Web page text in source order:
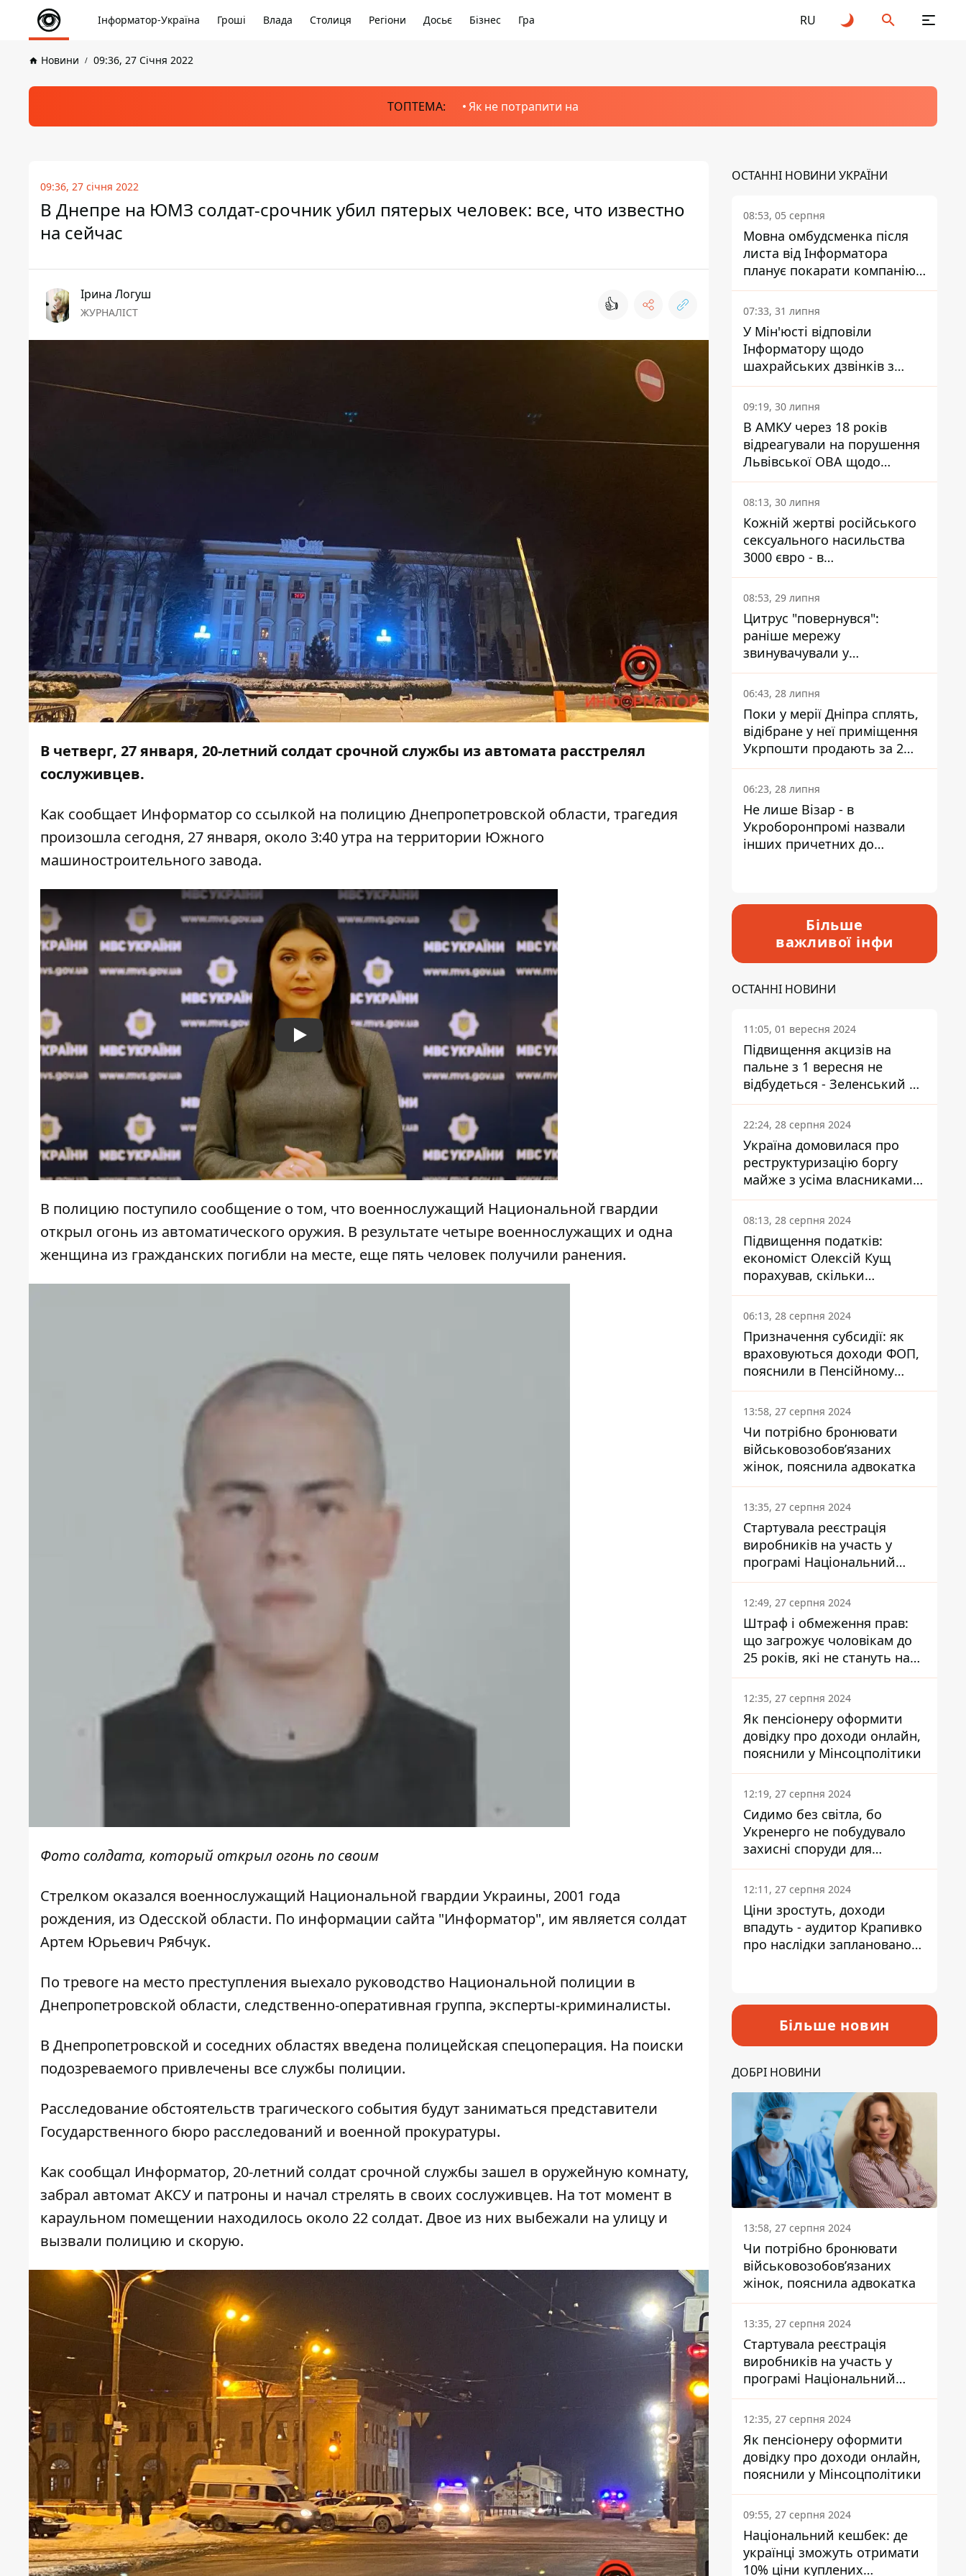
Інформатор-Україна Гроші Влада Столиця Регіони Досьє Бізнес Гра RU
Новини 09:36, 27 Січня 2022
ТОПТЕМА: Як не потрапити на
09:36, 27 січня 2022
В Днепре на ЮМЗ солдат-срочник убил пятерых человек: все, что известно
на сейчас
Ірина Логуш
ЖУРНАЛІСТ 👍
В четверг, 27 января, 20-летний солдат срочной службы из автомата расстрелял
сослуживцев.
Как сообщает Информатор со ссылкой на полицию Днепропетровской области, трагедия
произошла сегодня, 27 января, около 3:40 утра на территории Южного
машиностроительного завода.
Play
В полицию поступило сообщение о том, что военнослужащий Национальной гвардии
открыл огонь из автоматического оружия. В результате четыре военнослужащих и одна
женщина из гражданских погибли на месте, еще пять человек получили ранения.
Фото солдата, который открыл огонь по своим
Стрелком оказался военнослужащий Национальной гвардии Украины, 2001 года
рождения, из Одесской области. По информации сайта "Информатор", им является солдат
Артем Юрьевич Рябчук.
По тревоге на место преступления выехало руководство Национальной полиции в
Днепропетровской области, следственно-оперативная группа, эксперты-криминалисты.
В Днепропетровской и соседних областях введена полицейская спецоперация. На поиски
подозреваемого привлечены все службы полиции.
Расследование обстоятельств трагического события будут заниматься представители
Государственного бюро расследований и военной прокуратуры.
Как сообщал Информатор, 20-летний солдат срочной службы зашел в оружейную комнату,
забрал автомат АКСУ и патроны и начал стрелять в своих сослуживцев. На тот момент в
караульном помещении находилось около 22 солдат. Двое из них выбежали на улицу и
вызвали полицию и скорую.
ОСТАННІ НОВИНИ УКРАЇНИ
08:53, 05 серпня
Мовна омбудсменка після
листа від Інформатора
планує покарати компанію-
підрядника ПриватБанку
07:33, 31 липня
У Мін'юсті відповіли
Інформатору щодо
шахрайських дзвінків з
камери Сумського СІЗО так,
що ніхто нічого не зрозумів
09:19, 30 липня
В АМКУ через 18 років
відреагували на порушення
Львівської ОВА щодо
харчування у закладах
освіти
08:13, 30 липня
Кожній жертві російського
сексуального насильства
3000 євро - в
Мінсоцполітики пояснили
Інформатору, звідки на це
гроші
08:53, 29 липня
Цитрус "повернувся":
раніше мережу
звинувачували у
контрабанді техніки та
ухиленні від сплати
податків
06:43, 28 липня
Поки у мерії Дніпра сплять,
відібране у неї приміщення
Укрпошти продають за 2
мільйони
06:23, 28 липня
Не лише Візар - в
Укроборонпромі назвали
інших причетних до
Більше
важливої інфи
ОСТАННІ НОВИНИ
11:05, 01 вересня 2024
Підвищення акцизів на
пальне з 1 вересня не
відбудеться - Зеленський не
підписав закон
22:24, 28 серпня 2024
Україна домовилася про
реструктуризацію боргу
майже з усіма власниками
єврооблігацій: що це
означає для країни
08:13, 28 серпня 2024
Підвищення податків:
економіст Олексій Кущ
порахував, скільки
заплатить кожен українець
06:13, 28 серпня 2024
Призначення субсидії: як
враховуються доходи ФОП,
пояснили в Пенсійному
фонді
13:58, 27 серпня 2024
Чи потрібно бронювати
військовозобов’язаних
жінок, пояснила адвокатка
13:35, 27 серпня 2024
Стартувала реєстрація
виробників на участь у
програмі Національний
кешбек: як це зробити
через портал Дія
12:49, 27 серпня 2024
Штраф і обмеження прав:
що загрожує чоловікам до
25 років, які не стануть на
військовий облік
12:35, 27 серпня 2024
Як пенсіонеру оформити
довідку про доходи онлайн,
пояснили у Мінсоцполітики
12:19, 27 серпня 2024
Сидимо без світла, бо
Укренерго не побудувало
захисні споруди для
енергетики - нардеп
Кучеренко
12:11, 27 серпня 2024
Ціни зростуть, доходи
впадуть - аудитор Крапивко
про наслідки запланованого
Більше новин
ДОБРІ НОВИНИ
13:58, 27 серпня 2024
Чи потрібно бронювати
військовозобов’язаних
жінок, пояснила адвокатка
13:35, 27 серпня 2024
Стартувала реєстрація
виробників на участь у
програмі Національний
кешбек: як це зробити
через портал Дія
12:35, 27 серпня 2024
Як пенсіонеру оформити
довідку про доходи онлайн,
пояснили у Мінсоцполітики
09:55, 27 серпня 2024
Національний кешбек: де
українці зможуть отримати
10% ціни куплених